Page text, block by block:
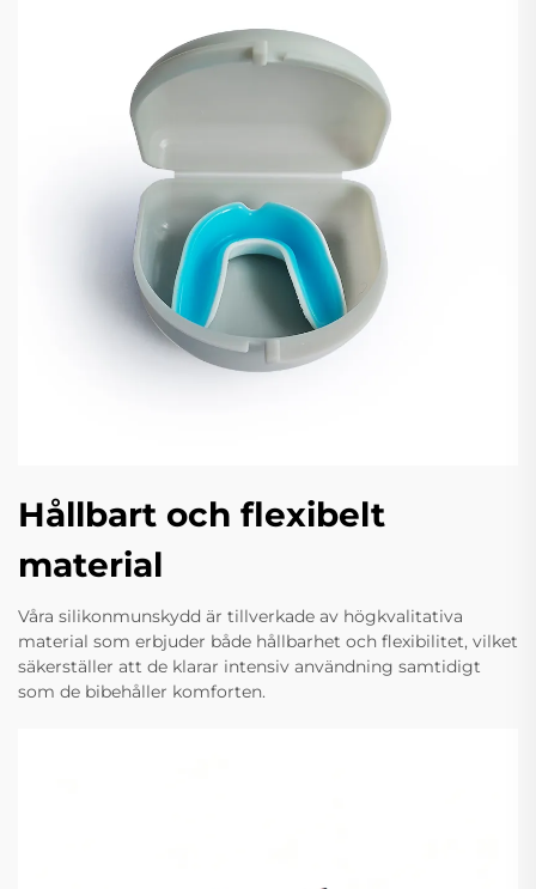
Hållbart och flexibelt
material
Våra silikonmunskydd är tillverkade av högkvalitativa
material som erbjuder både hållbarhet och flexibilitet, vilket
säkerställer att de klarar intensiv användning samtidigt
som de bibehåller komforten.